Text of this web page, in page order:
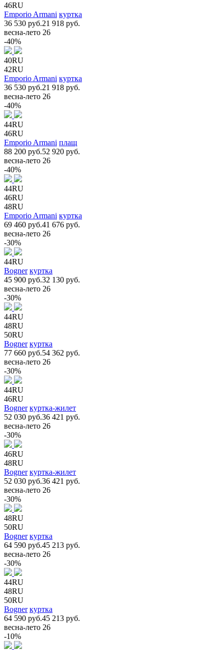
46RU
Emporio Armani куртка
36 530 руб.21 918 руб.
весна-лето 26
-40%
40RU
42RU
Emporio Armani куртка
36 530 руб.21 918 руб.
весна-лето 26
-40%
44RU
46RU
Emporio Armani плащ
88 200 руб.52 920 руб.
весна-лето 26
-40%
44RU
46RU
48RU
Emporio Armani куртка
69 460 руб.41 676 руб.
весна-лето 26
-30%
44RU
Bogner куртка
45 900 руб.32 130 руб.
весна-лето 26
-30%
44RU
48RU
50RU
Bogner куртка
77 660 руб.54 362 руб.
весна-лето 26
-30%
44RU
46RU
Bogner куртка-жилет
52 030 руб.36 421 руб.
весна-лето 26
-30%
46RU
48RU
Bogner куртка-жилет
52 030 руб.36 421 руб.
весна-лето 26
-30%
48RU
50RU
Bogner куртка
64 590 руб.45 213 руб.
весна-лето 26
-30%
44RU
48RU
50RU
Bogner куртка
64 590 руб.45 213 руб.
весна-лето 26
-10%